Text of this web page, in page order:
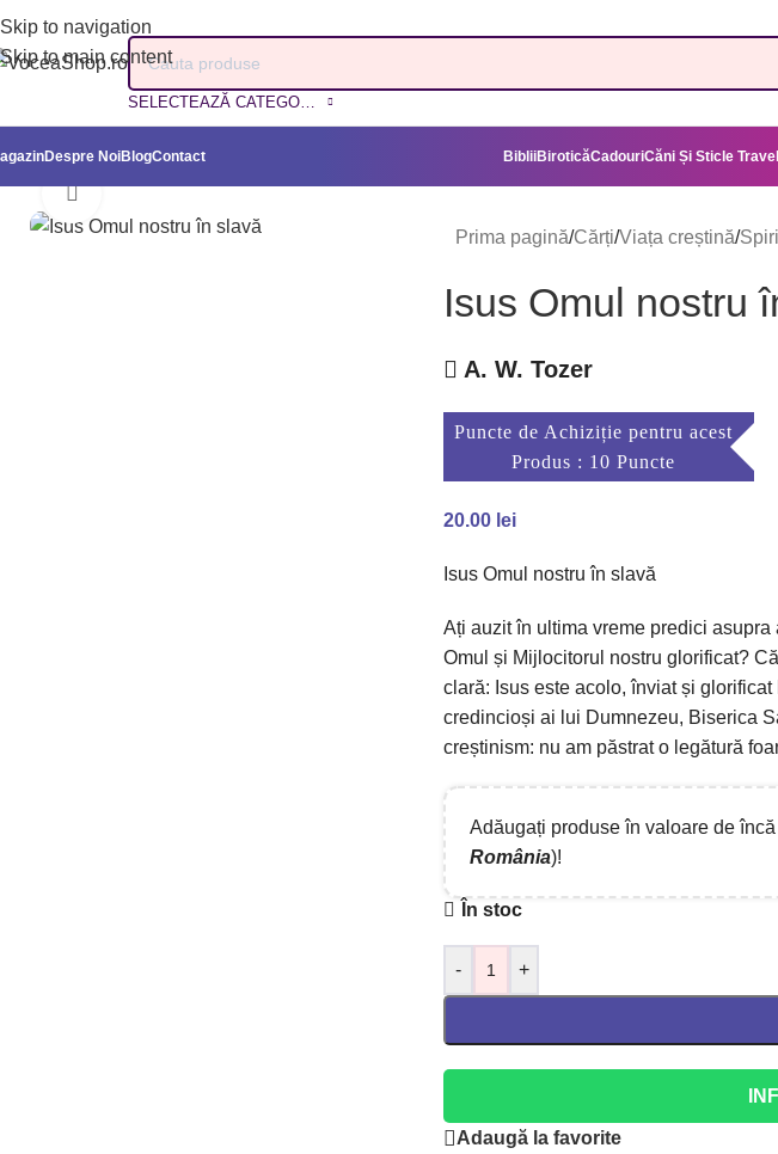
Skip to navigation
Skip to main content
Despre NoiBlogContact BibliiBiroticăCadouriCăni Și Sticle
Prima pagină/Cărți/Viața creștină/
Isus Omul nostru
A. W. Tozer
Puncte de Achiziție pentru acest
Produs : 10 Puncte
20.00 lei
Isus Omul nostru în slavă
Ați auzit în ultima vreme predici
Omul și Mijlocitorul nostru glorificat?
clară: Isus este acolo, înviat și
credincioși ai lui Dumnezeu, Biserica
creștinism: nu am păstrat o legătură
Adăugați produse în valoare de încă
România)!
În stoc
- +
Adaugă la favorite